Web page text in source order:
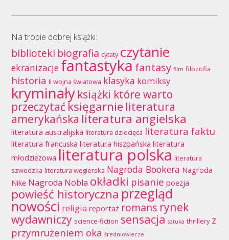
Na tropie dobrej książki:
biblioteki biografia cytaty czytanie
ekranizacje fantastykafantasy film filozofia
historia II wojna światowa klasyka komiksy
kryminały książki które warto
przeczytaćksięgarnie literatura
amerykańska literatura angielska
literatura australijska literatura dziecięca literatura faktu
literatura francuska literatura hiszpańska literatura
młodzieżowa literatura polska literatura
szwedzka literatura węgierska Nagroda Bookera Nagroda
Nike Nagroda Nobla okładki pisanie poezja
powieść historyczna przegląd
nowości religia reportaż romans rynek
wydawniczy science-fiction sensacja sztuka thrillery z
przymrużeniem oka średniowiecze